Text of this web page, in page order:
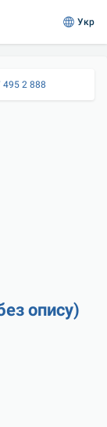
Укр
495 2 888
опису)